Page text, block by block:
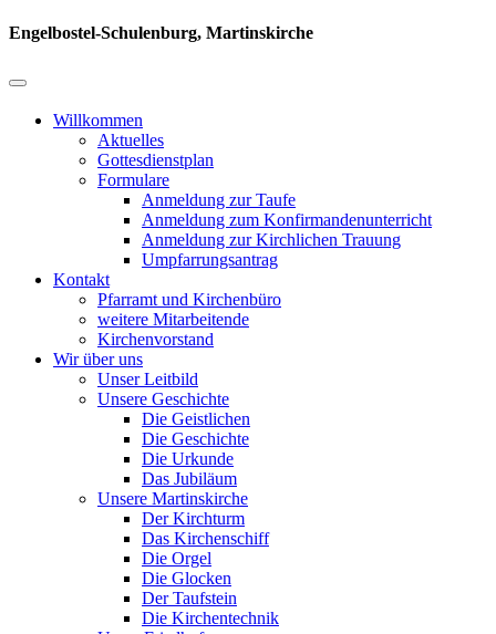
Engelbostel-Schulenburg, Martinskirche
Willkommen
Aktuelles
Gottesdienstplan
Formulare
Anmeldung zur Taufe
Anmeldung zum Konfirmandenunterricht
Anmeldung zur Kirchlichen Trauung
Umpfarrungsantrag
Kontakt
Pfarramt und Kirchenbüro
weitere Mitarbeitende
Kirchenvorstand
Wir über uns
Unser Leitbild
Unsere Geschichte
Die Geistlichen
Die Geschichte
Die Urkunde
Das Jubiläum
Unsere Martinskirche
Der Kirchturm
Das Kirchenschiff
Die Orgel
Die Glocken
Der Taufstein
Die Kirchentechnik